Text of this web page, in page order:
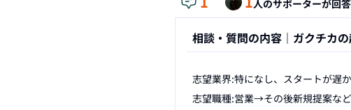
人のサポーターが回答
相談・質問の内容｜ ガクチカ
志望業界:特になし、スタートが遅
志望職種:営業→その後新規提案な